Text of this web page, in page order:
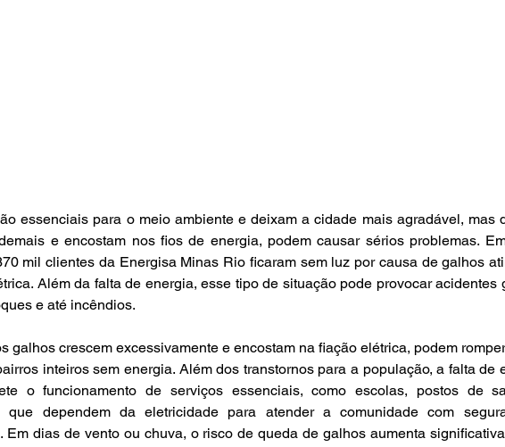
essenciais para o meio ambiente e deixam a cidade mais agradável, mas
e encostam nos fios de energia, podem causar sérios problemas.
mil clientes da Energisa Minas Rio ficaram sem luz por causa de galhos
Além da falta de energia, esse tipo de situação pode provocar acidentes
e até incêndios.
galhos crescem excessivamente e encostam na fiação elétrica, podem
inteiros sem energia. Além dos transtornos para a população, a falta de
o funcionamento de serviços essenciais, como escolas, postos de
que dependem da eletricidade para atender a comunidade com
Em dias de vento ou chuva, o risco de queda de galhos aumenta